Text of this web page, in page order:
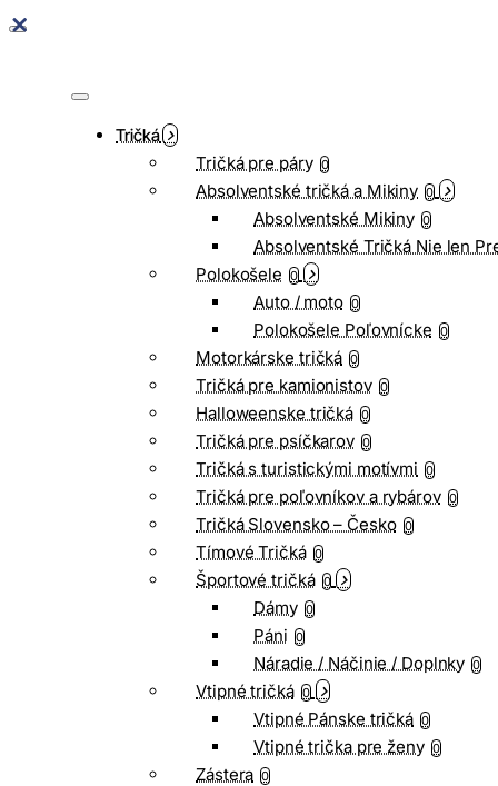
Tričká
Tričká pre páry 0
Absolventské tričká a Mikiny 0
Absolventské Mikiny 0
Absolventské Tričká Nie len
Polokošele 0
Auto / moto 0
Polokošele Poľovnícke 0
Motorkárske tričká 0
Tričká pre kamionistov 0
Halloweenske tričká 0
Tričká pre psíčkarov 0
Tričká s turistickými motívmi 0
Tričká pre poľovníkov a rybárov 0
Tričká Slovensko – Česko 0
Tímové Tričká 0
Športové tričká 0
Dámy 0
Páni 0
Náradie / Náčinie / Doplnky 0
Vtipné tričká 0
Vtipné Pánske tričká 0
Vtipné trička pre ženy 0
Zástera 0